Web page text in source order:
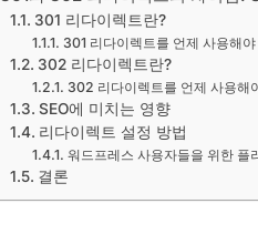
301 리다이렉트란?
301 리다이렉트를 언제 사용해야
302 리다이렉트란?
302 리다이렉트를 언제 사용해
SEO에 미치는 영향
리다이렉트 설정 방법
워드프레스 사용자들을 위한 플
결론